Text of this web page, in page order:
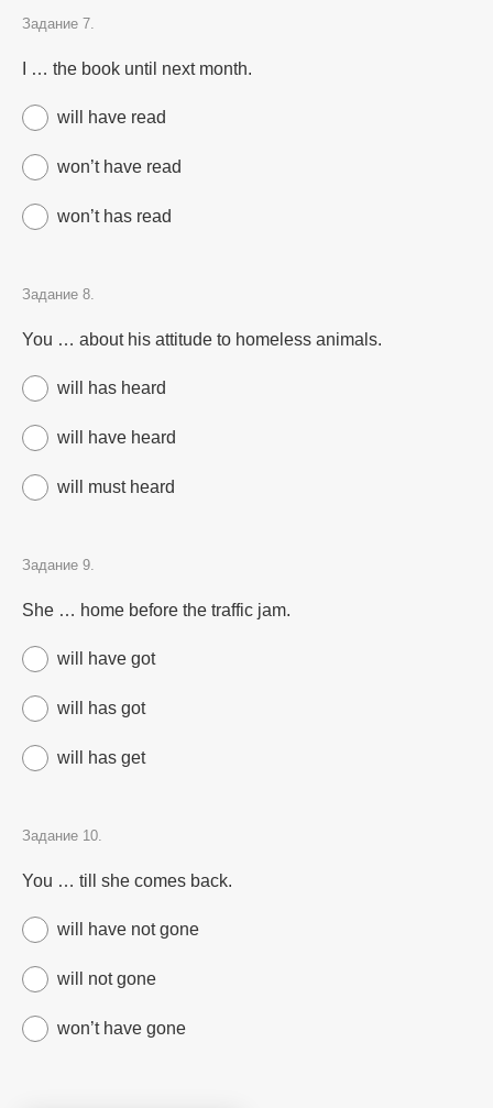
Задание 7.
I … the book until next month.
will have read
won’t have read
won’t has read
Задание 8.
You … about his attitude to homeless animals.
will has heard
will have heard
will must heard
Задание 9.
She … home before the traffic jam.
will have got
will has got
will has get
Задание 10.
You … till she comes back.
will have not gone
will not gone
won’t have gone